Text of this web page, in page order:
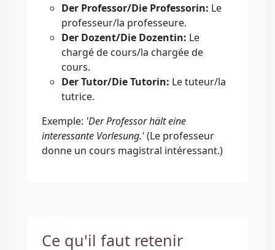
Der Professor/Die Professorin: Le
professeur/la professeure.
Der Dozent/Die Dozentin: Le
chargé de cours/la chargée de
cours.
Der Tutor/Die Tutorin: Le tuteur/la
tutrice.
Exemple: 'Der Professor hält eine
interessante Vorlesung.'(Le professeur
donne un cours magistral intéressant.)
Ce qu'il faut retenir